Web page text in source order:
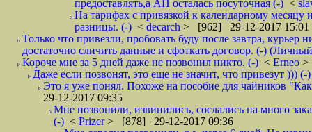
предоставлять,а АП осталась посуточная (-) <
На тарифах с привязкой к календарному
разницы. (-) < decarch > [962] 29-12-2017 15:01
Только что привезли, пробовать буду после завтра,
достаточно сличить данные и сфоткать договор. (-)
Короче мне за 5 дней даже не позвонил никто. (-) < Erneo >
Даже если позвонят, это еще не значит, что привезут ))) (-)
Это я уже понял. Похоже на пособие для чайников
29-12-2017 09:35
Мне позвонили, извинились, сослались на много
(-) < Prizer> [878] 29-12-2017 09:36